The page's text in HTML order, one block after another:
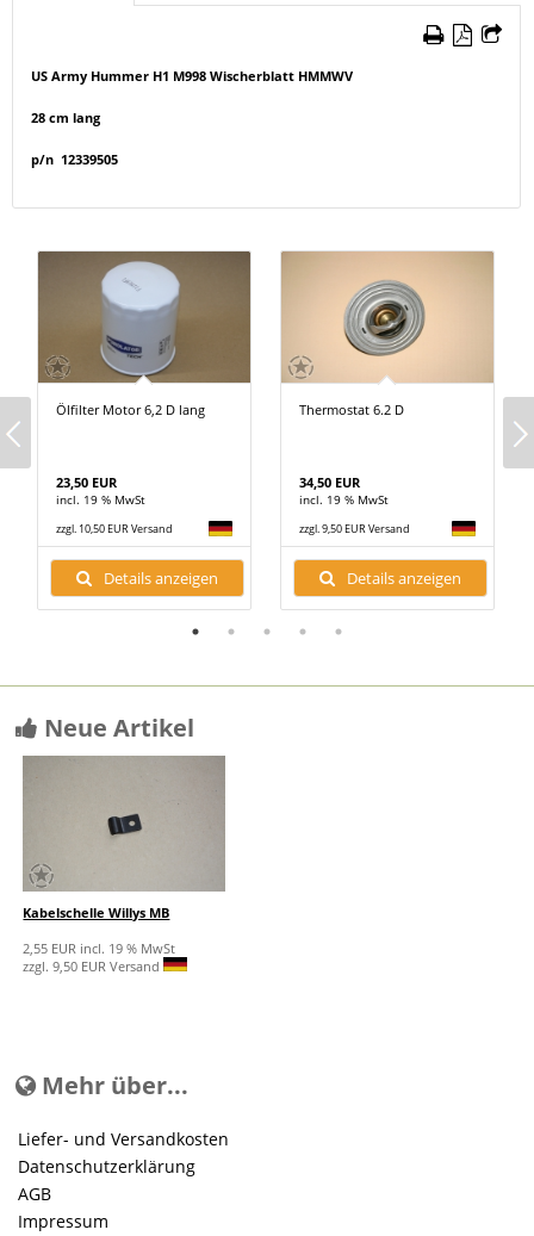
US Army Hummer H1 M998 Wischerblatt HMMWV
28 cm lang
p/n 12339505
Ölfilter Motor 6,2 D lang
23,50 EUR
incl. 19 % MwSt
zzgl. 10,50 EUR Versand
Details anzeigen
Thermostat 6.2 D
34,50 EUR
incl. 19 % MwSt
zzgl. 9,50 EUR Versand
Details anzeigen
Neue Artikel
Kabelschelle Willys MB
2,55 EUR incl. 19 % MwSt
zzgl. 9,50 EUR Versand
Mehr über...
Liefer- und Versandkosten
Datenschutzerklärung
AGB
Impressum